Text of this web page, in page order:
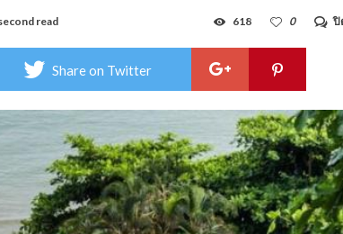
read ปิ
0
618
Share on Twitter